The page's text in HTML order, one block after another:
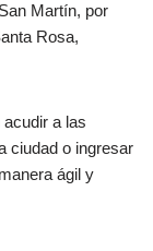
Martín, por
Rosa,
a las
ciudad o ingresar
ágil y